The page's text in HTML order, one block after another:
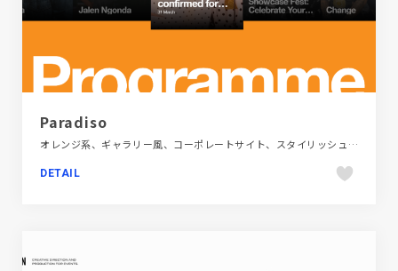
Paradiso
オレンジ系、ギャラリー風、コーポレートサイト、スタイリッシュ、タイポグラフィー、デザイン・アート・音楽・文芸
DETAIL